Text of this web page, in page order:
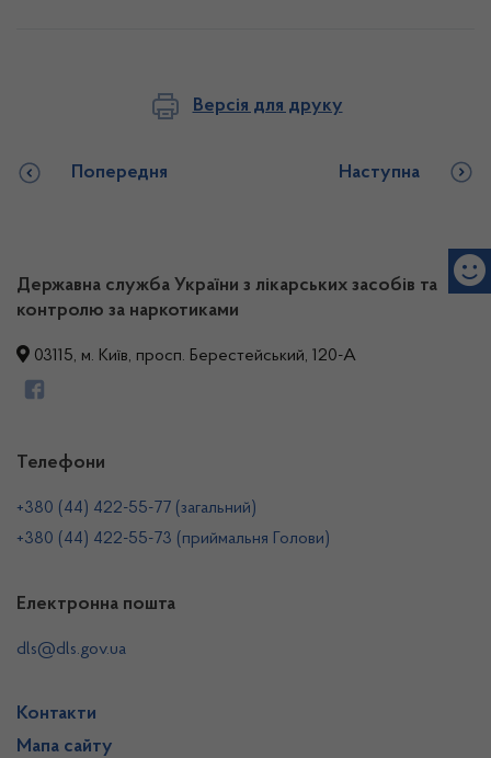
Версія для друку
Попередня Наступна
Державна служба України з лікарських засобів та
контролю за наркотиками
03115, м. Київ, просп. Берестейський, 120-А
Телефони
+380 (44) 422-55-77 (загальний)
+380 (44) 422-55-73 (приймальня Голови)
Електронна пошта
dls@dls.gov.ua
Контакти
Мапа сайту